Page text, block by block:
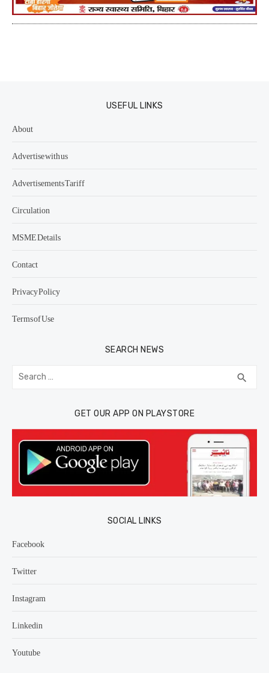
USEFUL LINKS
About
Advertise with us
Advertisements Tariff
Circulation
MSME Details
Contact
Privacy Policy
Terms of Use
SEARCH NEWS
Search
for: search
GET OUR APP ON PLAYSTORE
SOCIAL LINKS
Facebook
Twitter
Instagram
Linkedin
Youtube